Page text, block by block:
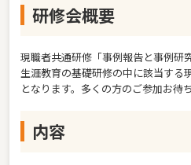
研修会概要
現職者共通研修「事例報告と事例研
生涯教育の基礎研修の中に該当する
となります。多くの方のご参加お待
内容